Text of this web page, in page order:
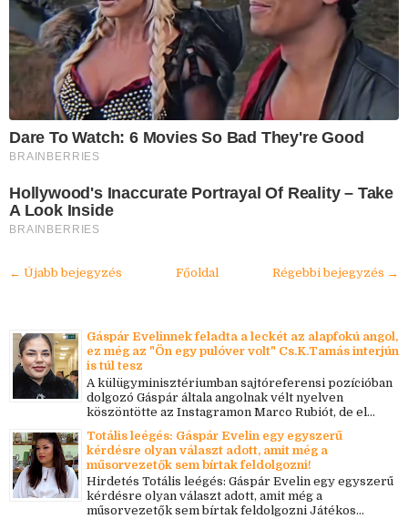
Dare To Watch: 6 Movies So Bad They're Good
BRAINBERRIES
Hollywood's Inaccurate Portrayal Of Reality – Take
A Look Inside
BRAINBERRIES
← Újabb bejegyzés Régebbi bejegyzés →
Főoldal
Gáspár Evelinnek feladta a leckét az alapfokú angol,
ez még az "Ön egy pulóver volt" Cs.K.Tamás interjún
is túl tesz
A külügyminisztériumban sajtóreferensi pozícióban
dolgozó Gáspár általa angolnak vélt nyelven
köszöntötte az Instagramon Marco Rubiót, de el...
Totális leégés: Gáspár Evelin egy egyszerű
kérdésre olyan választ adott, amit még a
műsorvezetők sem bírtak feldolgozni!
Hirdetés Totális leégés: Gáspár Evelin egy egyszerű
kérdésre olyan választ adott, amit még a
műsorvezetők sem bírtak feldolgozni Játékos...